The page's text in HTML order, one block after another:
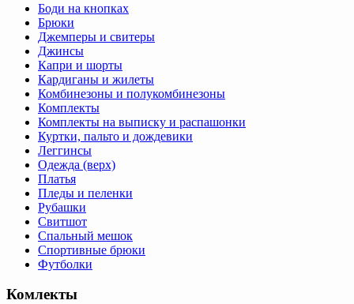
Боди на кнопках
Брюки
Джемперы и свитеры
Джинсы
Капри и шорты
Кардиганы и жилеты
Комбинезоны и полукомбинезоны
Комплекты
Комплекты на выписку и распашонки
Куртки, пальто и дождевики
Леггинсы
Одежда (верх)
Платья
Пледы и пеленки
Рубашки
Свитшот
Спальный мешок
Спортивные брюки
Футболки
Комлекты